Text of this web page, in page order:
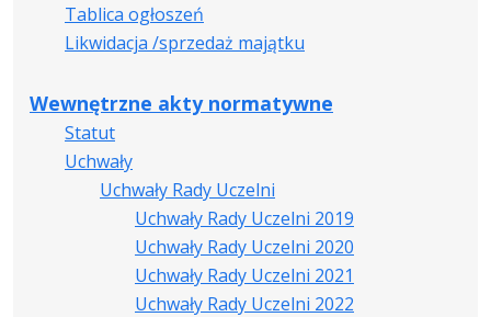
Tablica ogłoszeń
Likwidacja /sprzedaż majątku
Wewnętrzne akty normatywne
Statut
Uchwały
Uchwały Rady Uczelni
Uchwały Rady Uczelni 2019
Uchwały Rady Uczelni 2020
Uchwały Rady Uczelni 2021
Uchwały Rady Uczelni 2022